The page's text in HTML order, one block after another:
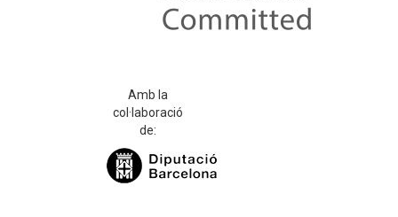
Amb la
col·laboració
de: